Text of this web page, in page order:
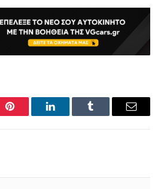
Pinterest LinkedInTumblr Email